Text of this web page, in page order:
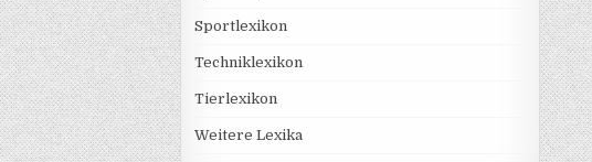
Sportlexikon
Techniklexikon
Tierlexikon
Weitere Lexika